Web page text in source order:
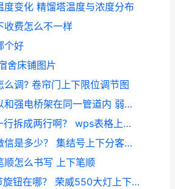
度变化 精馏塔温度与浓度分布
收费怎么不一样
个好
舍床铺图片
么调? 卷帘门上下限位调节图
弱电桥架是否可以和强电桥架在同一管道内 弱电桥架强电桥架上下
wps表格怎么把一行拆成两行啊？ wps表格上下两行互换
集结号退分商人微信是多少？ 集结号上下分客服微信
顺怎么书写 上下笔顺
荣威550大灯调节旋钮在哪？ 荣威550大灯上下调节